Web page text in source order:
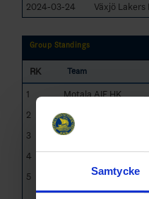
Samtycke
2024-03-24
Växjö
Group Standings
RK Team
1
Motala AIF HK
2
HC Dalen
3
Skillingaryds IS
4
Växjö Lakers HC Vit
5
IF Troja-Ljungby
Röd